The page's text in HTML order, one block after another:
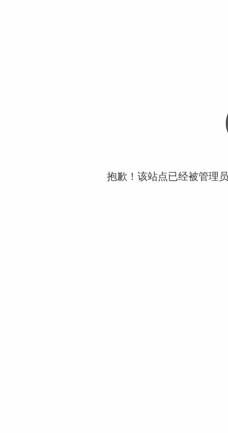
抱歉！该站点已经被管理